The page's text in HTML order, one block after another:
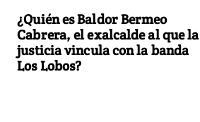
¿Quién es Baldor Bermeo
Cabrera, el exalcalde al que la
justicia vincula con la banda
Los Lobos?